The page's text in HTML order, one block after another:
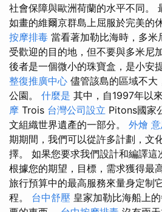
社會保障與歐洲荷蘭的水平不同。
如畫的維爾京群島上屈服於完美的
按摩排毒 當看著加勒比海時，多米
受歡迎的目的地，但不要與多米尼
後者是一個微小的珠寶盒，是小安
整復推廣中心 儘管該島的區域不大
公園。 什麼是 其中，自1997年以
摩 Trois 台灣公司設立 Pitons國家
文組織世界遺產的一部分。 外燴
期期間，我們可以從許多計劃，文
擇。 如果您要求我們設計和編譯這
根據您的期望，目標，需求獲得最
旅行預算中的最高服務來量身定制
程。 台中舒壓 皇家加勒比海船上